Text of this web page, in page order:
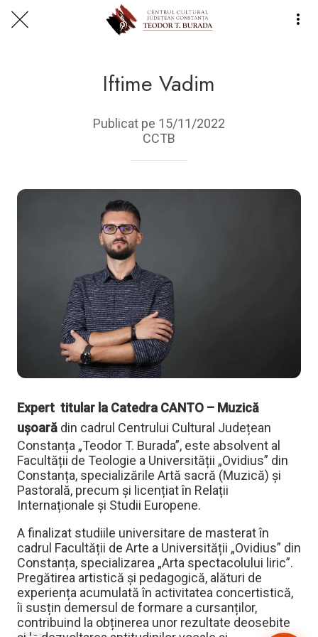
Iftime Vadim
Publicat pe 15/11/2022
CCTB
Expert titular la Catedra CANTO – Muzică
ușoară din cadrul Centrului Cultural Județean
Constanța „Teodor T. Burada”, este absolvent al
Facultății de Teologie a Universității „Ovidius” din
Constanța, specializările Artă sacră (Muzică) și
Pastorală, precum și licențiat în Relații
Internaționale și Studii Europene.
A finalizat studiile universitare de masterat în
cadrul Facultății de Arte a Universității „Ovidius” din
Constanța, specializarea „Arta spectacolului liric”.
Pregătirea artistică și pedagogică, alături de
experiența acumulată în activitatea concertistică,
îi susțin demersul de formare a cursanților,
contribuind la obținerea unor rezultate deosebite